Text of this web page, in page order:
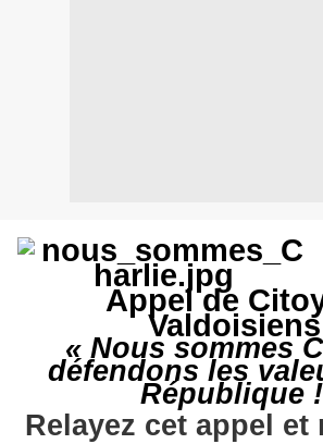
Appel de
Valdoisiens
« Nous sommes
défendons les
République
Relayez cet appel et